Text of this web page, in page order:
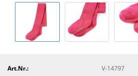
Art.Nr.:
V-14797